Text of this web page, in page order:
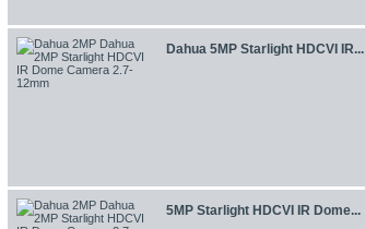
Dahua 5MP Starlight HDCVI IR...
5MP Starlight HDCVI IR Dome...